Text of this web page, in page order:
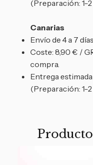
(Preparación: 1-
Canarias
Envío de 4 a 7 días
Coste: 8,90 € /
compra.
Entrega
(Preparación: 1-